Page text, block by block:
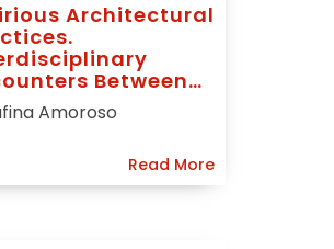
Architectural
Between
And
Prácticas
Encuentros
Amoroso
Read More